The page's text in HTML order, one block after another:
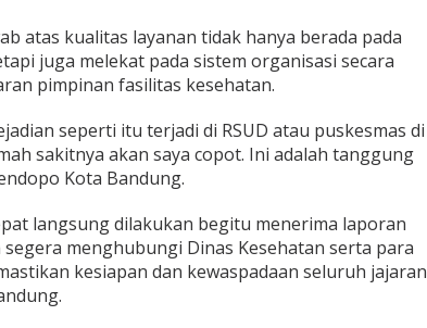
atas kualitas layanan tidak hanya berada pada
juga melekat pada sistem organisasi secara
pimpinan fasilitas kesehatan.
seperti itu terjadi di RSUD atau puskesmas di
sakitnya akan saya copot. Ini adalah tanggung
Kota Bandung.
langsung dilakukan begitu menerima laporan
menghubungi Dinas Kesehatan serta para
kesiapan dan kewaspadaan seluruh jajaran